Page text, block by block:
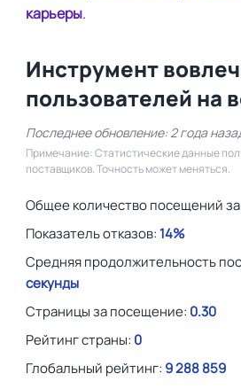
карьеры.
Инструмент
пользователей на
Последнее обновление: 2 года
Примечание: Статистические данные
поставщиков. Точность может меняться.
Общее количество посещений
Показатель отказов: 14%
Средняя продолжительность
секунды
Страницы за посещение: 0.30
Рейтинг страны: 0
Глобальный рейтинг: 9 288 859